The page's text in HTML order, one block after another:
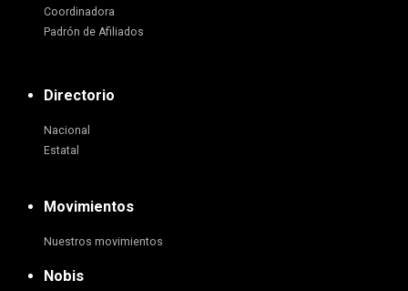
Coordinadora
Padrón de Afiliados
Directorio
Nacional
Estatal
Movimientos
Nuestros movimientos
Nobis